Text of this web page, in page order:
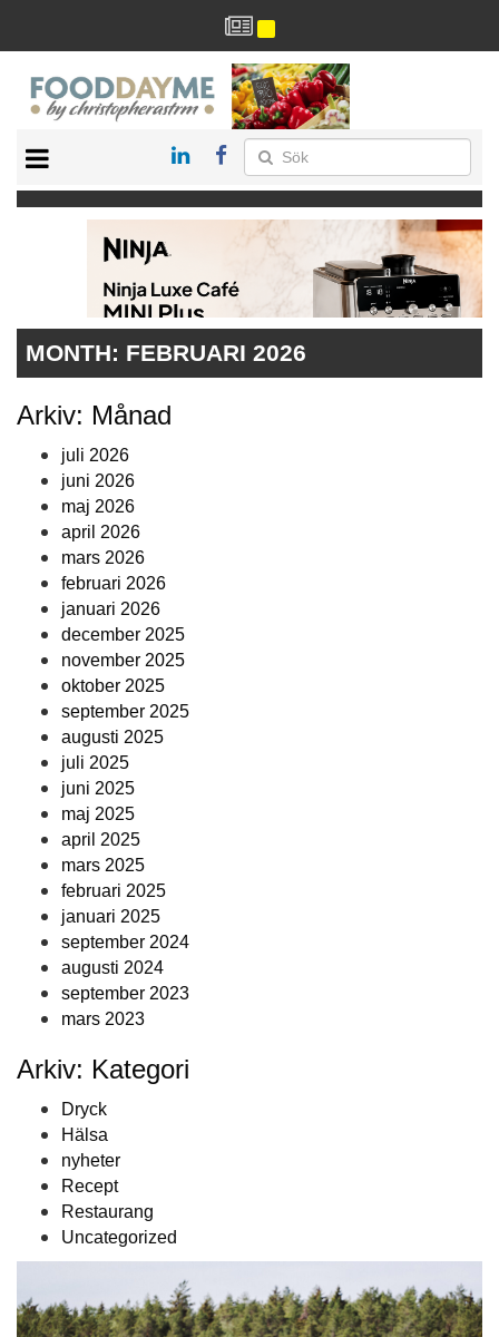
RESTAURANG
MONTH: FEBRUARI 2026
Arkiv: Månad
juli 2026
juni 2026
maj 2026
april 2026
mars 2026
februari 2026
januari 2026
december 2025
november 2025
oktober 2025
september 2025
augusti 2025
juli 2025
juni 2025
maj 2025
april 2025
mars 2025
februari 2025
januari 2025
september 2024
augusti 2024
september 2023
mars 2023
Arkiv: Kategori
Dryck
Hälsa
nyheter
Recept
Restaurang
Uncategorized